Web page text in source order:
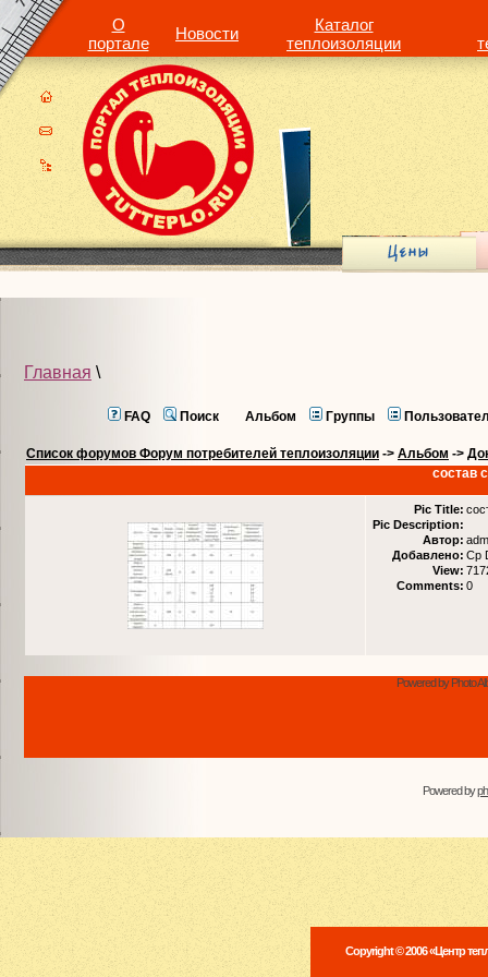
О
портале
Новости
Каталог
теплоизоляции
Главная \
FAQ Поиск Альбом Группы
Список форумов Форум потребителей теплоизоляции -> Альбом ->
состав
Pic Title:
Pic Description:
Автор:
Добавлено: Ср
View:
Comments: 0
Powered by Photo
Powered by
Copyright © 2006 «Центр